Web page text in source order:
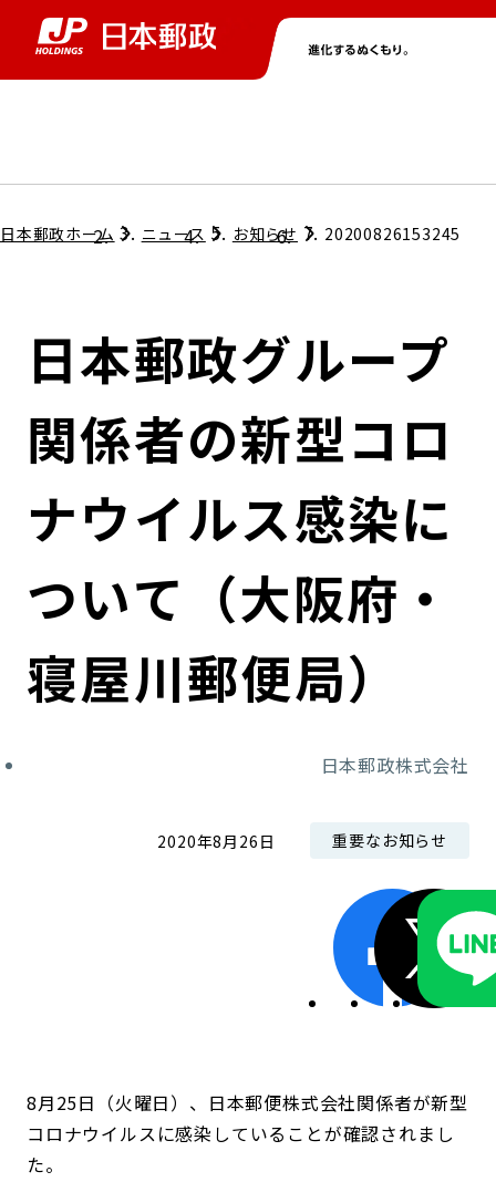
グループ情報トップ
コンプライアンス
ガバナンス
コンダクト向上の取組み
ローカル共創イニシアティブ
株主・投資家情報トップ
個人投資家のみなさまへ
株式情報
財務情報・IR資料
IRニュース
IRカレンダー
ニューストップ
サステナビリティトップ
担当役員メッセージ
サステナビリティマネジメント
持続可能な金融のフレームワーク
環境
採用情報トップ
日本郵政ホーム ニュース お知らせ 20200826153245
日本郵政グループ
関係者の新型コロ
ナウイルス感染に
ついて（大阪府・
寝屋川郵便局）
日本郵政株式会社
2020年8月26日 重要なお知らせ
8月25日（火曜日）、日本郵便株式会社関係者が新型
コロナウイルスに感染していることが確認されまし
た。